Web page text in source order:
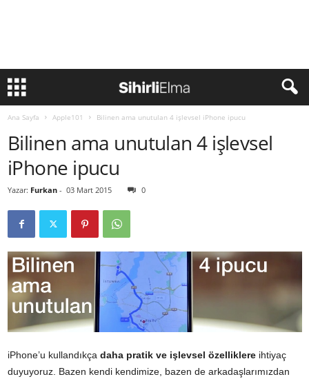
Ana Sayfa Apple101 Bilinen ama unutulan 4 işlevsel iPhone ipucu
Bilinen ama unutulan 4 işlevsel
iPhone ipucu
Yazar: Furkan - 03 Mart 2015 0
iPhone’u kullandıkça daha pratik ve işlevsel özelliklere ihtiyaç
duyuyoruz. Bazen kendi kendimize, bazen de arkadaşlarımızdan